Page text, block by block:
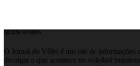
QUEM SOMOS
O Jornal do Vôlei é um site de informações
divulgar o que acontece no voleibol